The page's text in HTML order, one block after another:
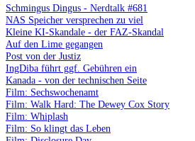
Schmingus Dingus - Nerdtalk #681
NAS Speicher versprechen zu viel
Kleine KI-Skandale - der FAZ-Skandal
Auf den Lime gegangen
Post von der Justiz
IngDiba führt ggf. Gebühren ein
Kanada - von der technischen Seite
Film: Sechswochenamt
Film: Walk Hard: The Dewey Cox Story
Film: Whiplash
Film: So klingt das Leben